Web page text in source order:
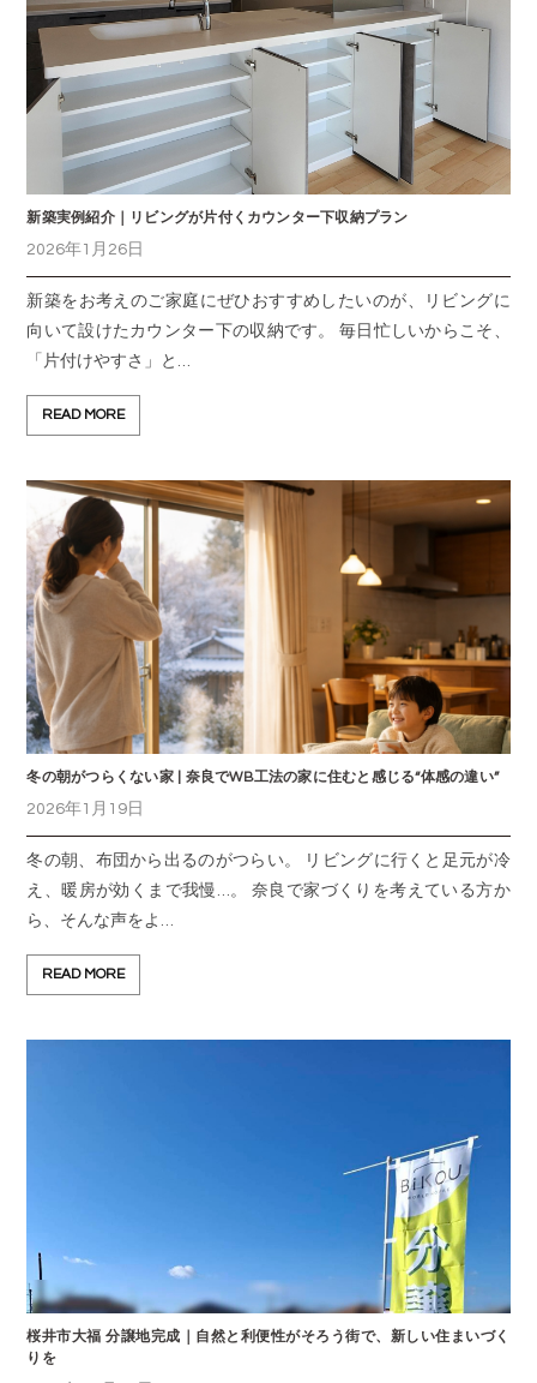
新築実例紹介｜リビングが片付くカウンター下収納プラン
2026年1月26日
新築をお考えのご家庭にぜひおすすめしたいのが、リビングに
向いて設けたカウンター下の収納です。 毎日忙しいからこそ、
「片付けやすさ」と…
READ MORE
冬の朝がつらくない家 | 奈良でWB工法の家に住むと感じる“体感の違い”
2026年1月19日
冬の朝、布団から出るのがつらい。 リビングに行くと足元が冷
え、暖房が効くまで我慢…。 奈良で家づくりを考えている方か
ら、そんな声をよ…
READ MORE
桜井市大福 分譲地完成｜自然と利便性がそろう街で、新しい住まいづく
りを